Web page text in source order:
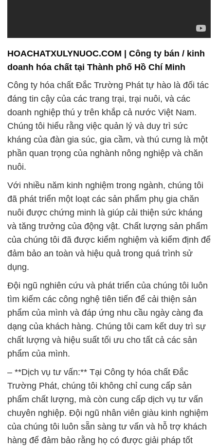
HOACHATXULYNUOC.COM | Công ty bán / kinh
doanh hóa chất tại Thành phố Hồ Chí Minh
Công ty hóa chất Đắc Trường Phát tự hào là đối tác
đáng tin cậy của các trang trại, trại nuôi, và các
doanh nghiệp thú y trên khắp cả nước Việt Nam.
Chúng tôi hiểu rằng việc quản lý và duy trì sức
kháng của đàn gia súc, gia cầm, và thú cưng là một
phần quan trọng của nghành nông nghiệp và chăn
nuôi.
Với nhiều năm kinh nghiệm trong ngành, chúng tôi
đã phát triển một loạt các sản phẩm phụ gia chăn
nuôi được chứng minh là giúp cải thiện sức kháng
và tăng trưởng của động vật. Chất lượng sản phẩm
của chúng tôi đã được kiểm nghiệm và kiểm định để
đảm bảo an toàn và hiệu quả trong quá trình sử
dụng.
Đội ngũ nghiên cứu và phát triển của chúng tôi luôn
tìm kiếm các công nghệ tiên tiến để cải thiện sản
phẩm của mình và đáp ứng nhu cầu ngày càng đa
dạng của khách hàng. Chúng tôi cam kết duy trì sự
chất lượng và hiệu suất tối ưu cho tất cả các sản
phẩm của mình.
– **Dịch vụ tư vấn:** Tại Công ty hóa chất Đắc
Trường Phát, chúng tôi không chỉ cung cấp sản
phẩm chất lượng, mà còn cung cấp dịch vụ tư vấn
chuyên nghiệp. Đội ngũ nhân viên giàu kinh nghiệm
của chúng tôi luôn sẵn sàng tư vấn và hỗ trợ khách
hàng để đảm bảo rằng họ có được giải pháp tốt